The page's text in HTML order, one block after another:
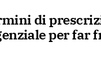
di
per far